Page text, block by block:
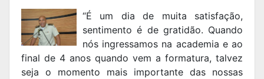
“É um dia de muita satisfação,
sentimento é de gratidão. Quando
nós ingressamos na academia e ao
final de 4 anos quando vem a formatura, talvez
seja o momento mais importante das nossas